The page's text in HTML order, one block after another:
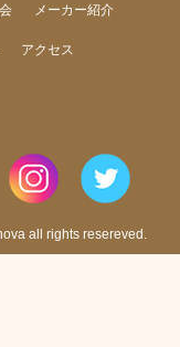
メーカー紹介
アクセス
all rights resereved.